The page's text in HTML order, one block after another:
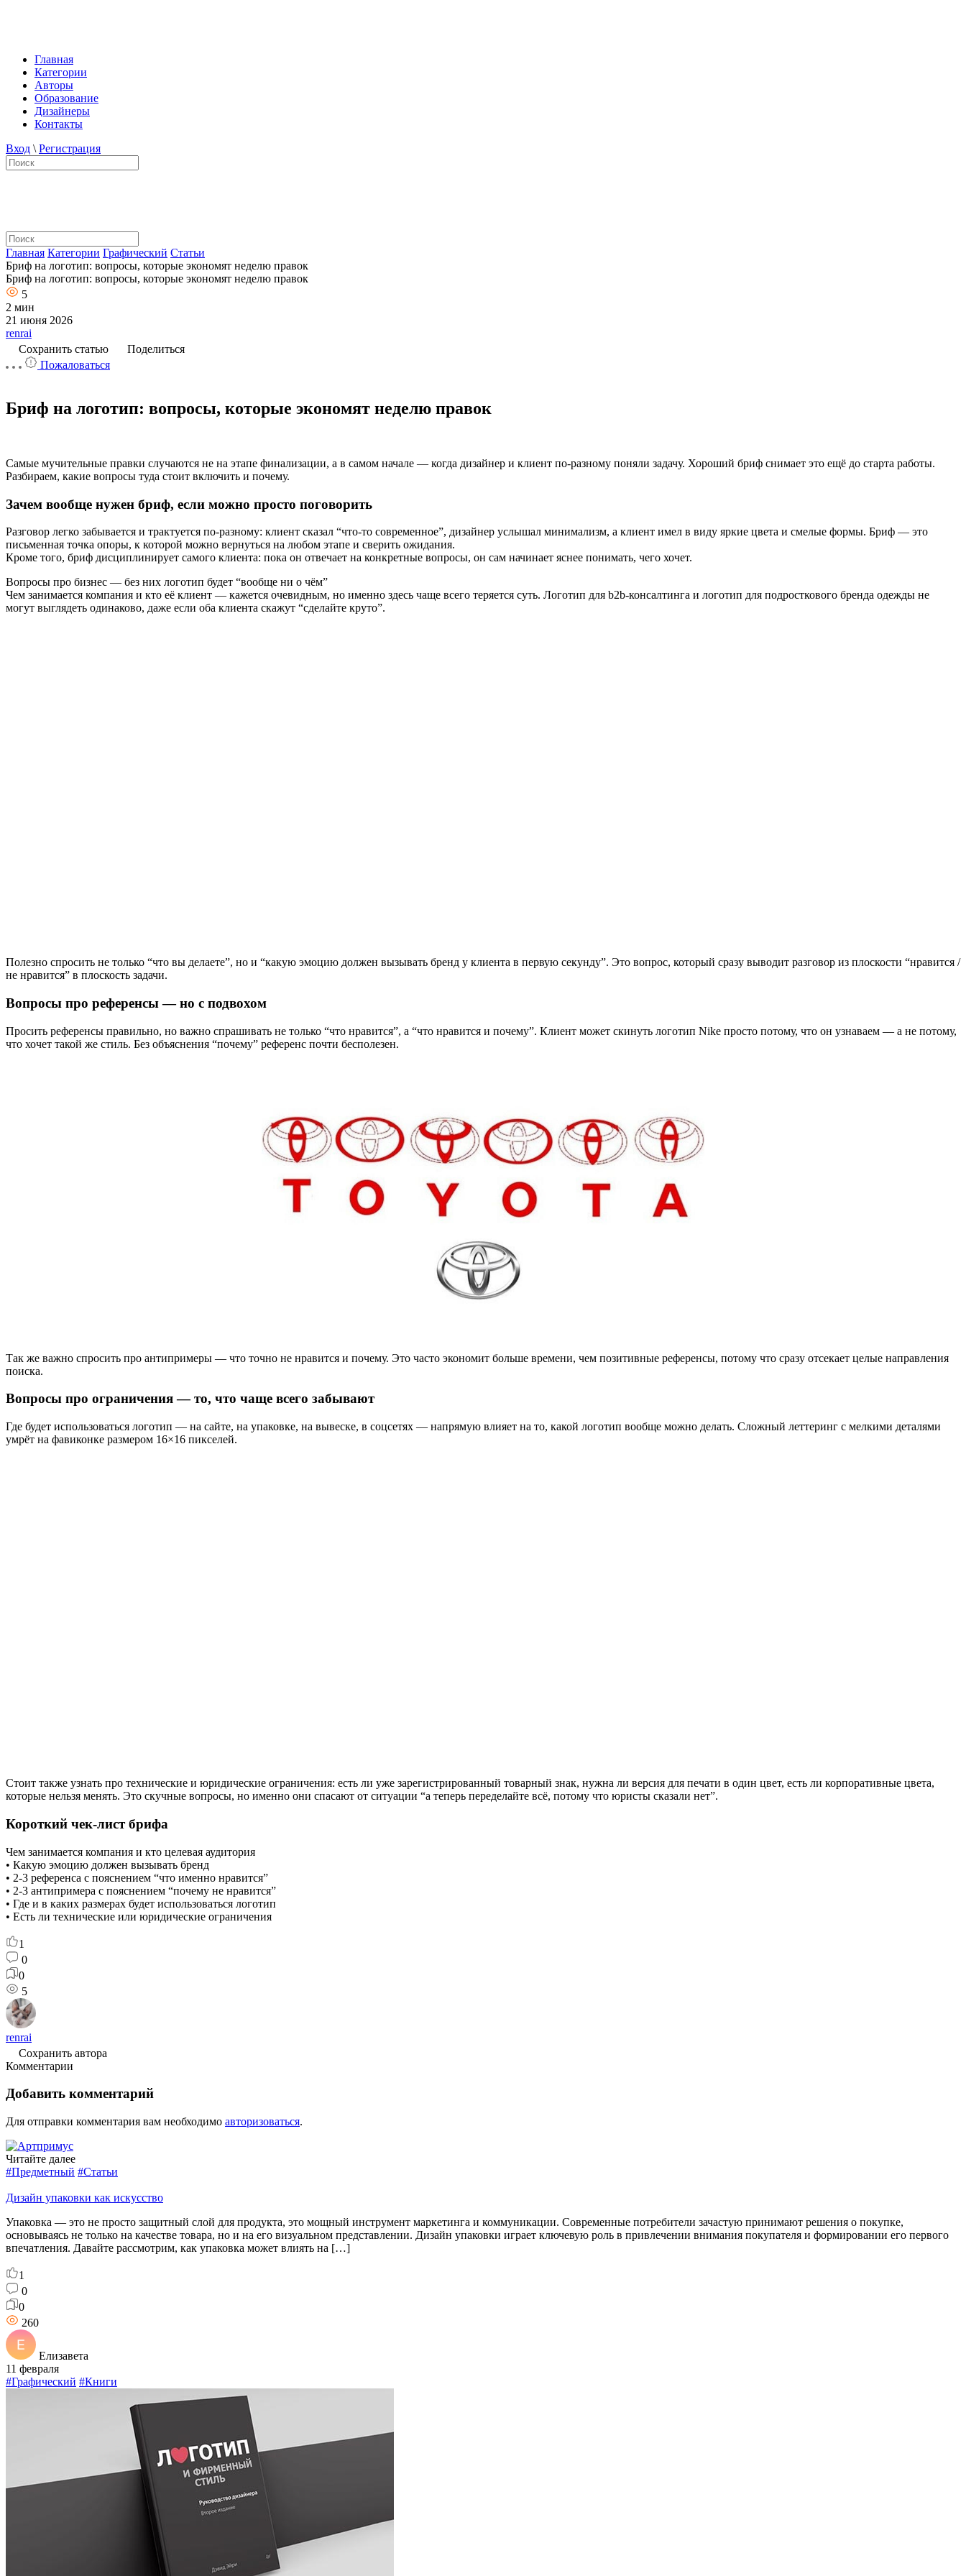
Главная
Категории
Авторы
Образование
Дизайнеры
Контакты
Вход \ Регистрация
Главная Категории Графический Статьи
Бриф на логотип: вопросы, которые экономят неделю правок
Бриф на логотип: вопросы, которые экономят неделю правок
5
2 мин
21 июня 2026
renrai
Сохранить статью
Поделиться
Пожаловаться
Бриф на логотип: вопросы, которые экономят неделю правок
Самые мучительные правки случаются не на этапе финализации, а в самом начале — когда дизайнер и клиент по-разному поняли задачу. Хороший бриф снимает это ещё до старта работы.
Разбираем, какие вопросы туда стоит включить и почему.
Зачем вообще нужен бриф, если можно просто поговорить
Разговор легко забывается и трактуется по-разному: клиент сказал “что-то современное”, дизайнер услышал минимализм, а клиент имел в виду яркие цвета и смелые формы. Бриф — это
письменная точка опоры, к которой можно вернуться на любом этапе и сверить ожидания.
Кроме того, бриф дисциплинирует самого клиента: пока он отвечает на конкретные вопросы, он сам начинает яснее понимать, чего хочет.
Вопросы про бизнес — без них логотип будет “вообще ни о чём”
Чем занимается компания и кто её клиент — кажется очевидным, но именно здесь чаще всего теряется суть. Логотип для b2b-консалтинга и логотип для подросткового бренда одежды не
могут выглядеть одинаково, даже если оба клиента скажут “сделайте круто”.
Полезно спросить не только “что вы делаете”, но и “какую эмоцию должен вызывать бренд у клиента в первую секунду”. Это вопрос, который сразу выводит разговор из плоскости “нравится /
не нравится” в плоскость задачи.
Вопросы про референсы — но с подвохом
Просить референсы правильно, но важно спрашивать не только “что нравится”, а “что нравится и почему”. Клиент может скинуть логотип Nike просто потому, что он узнаваем — а не потому,
что хочет такой же стиль. Без объяснения “почему” референс почти бесполезен.
Так же важно спросить про антипримеры — что точно не нравится и почему. Это часто экономит больше времени, чем позитивные референсы, потому что сразу отсекает целые направления
поиска.
Вопросы про ограничения — то, что чаще всего забывают
Где будет использоваться логотип — на сайте, на упаковке, на вывеске, в соцсетях — напрямую влияет на то, какой логотип вообще можно делать. Сложный леттеринг с мелкими деталями
умрёт на фавиконке размером 16×16 пикселей.
Стоит также узнать про технические и юридические ограничения: есть ли уже зарегистрированный товарный знак, нужна ли версия для печати в один цвет, есть ли корпоративные цвета,
которые нельзя менять. Это скучные вопросы, но именно они спасают от ситуации “а теперь переделайте всё, потому что юристы сказали нет”.
Короткий чек-лист брифа
Чем занимается компания и кто целевая аудитория
• Какую эмоцию должен вызывать бренд
• 2-3 референса с пояснением “что именно нравится”
• 2-3 антипримера с пояснением “почему не нравится”
• Где и в каких размерах будет использоваться логотип
• Есть ли технические или юридические ограничения
1
0
0
5
renrai
Сохранить автора
Комментарии
Добавить комментарий
Для отправки комментария вам необходимо авторизоваться.
Читайте далее
#Предметный #Статьи
Дизайн упаковки как искусство
Упаковка — это не просто защитный слой для продукта, это мощный инструмент маркетинга и коммуникации. Современные потребители зачастую принимают решения о покупке,
основываясь не только на качестве товара, но и на его визуальном представлении. Дизайн упаковки играет ключевую роль в привлечении внимания покупателя и формировании его первого
впечатления. Давайте рассмотрим, как упаковка может влиять на […]
1
0
0
260
Елизавета
11 февраля
#Графический #Книги